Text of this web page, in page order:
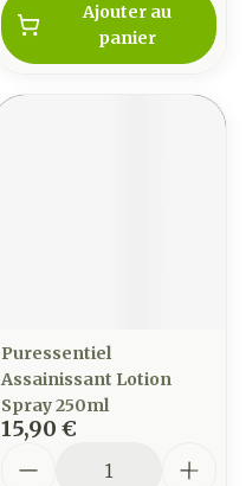
Ajouter au
panier
Puressentiel
Assainissant Lotion
Spray 250ml
15,90 €